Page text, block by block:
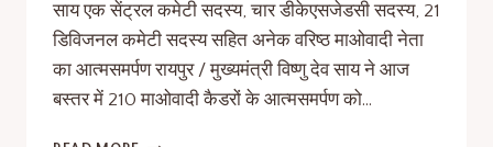
साय एक सेंट्रल कमेटी सदस्य, चार डीकेएसजेडसी सदस्य, 21
डिविजनल कमेटी सदस्य सहित अनेक वरिष्ठ माओवादी नेता
का आत्मसमर्पण रायपुर / मुख्यमंत्री विष्णु देव साय ने आज
बस्तर में 210 माओवादी कैडरों के आत्मसमर्पण को…